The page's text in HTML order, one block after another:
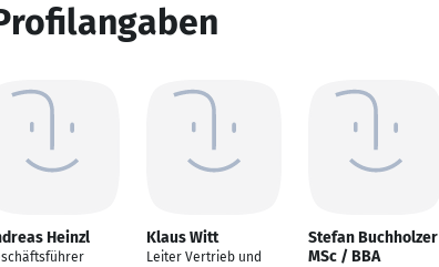
Heinzl Klaus Witt
Leiter Vertrieb und
Stefan Buchholzer
MSc / BBA